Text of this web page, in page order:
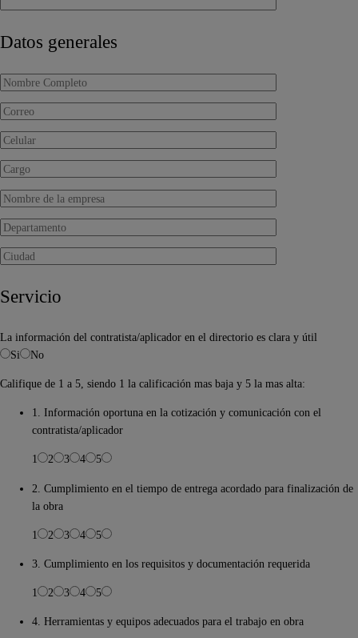
Datos generales
Servicio
La información del contratista/aplicador en el directorio es clara y útil
Si
No
Califique de 1 a 5, siendo 1 la calificación mas baja y 5 la mas alta:
1. Información oportuna en la cotización y comunicación con el
contratista/aplicador
1 2 3 4 5
2. Cumplimiento en el tiempo de entrega acordado para finalización de
la obra
1 2 3 4 5
3. Cumplimiento en los requisitos y documentación requerida
1 2 3 4 5
4. Herramientas y equipos adecuados para el trabajo en obra